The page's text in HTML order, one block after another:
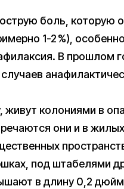
боль, которую
1-2 %),
В прошлом
живут колониями в
они и в
под штабелями
в длину 0,2